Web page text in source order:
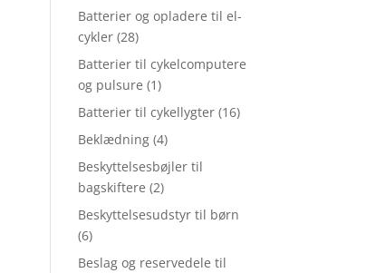
Batterier og opladere til el-
cykler (28)
Batterier til cykelcomputere
og pulsure (1)
Batterier til cykellygter (16)
Beklædning (4)
Beskyttelsesbøjler til
bagskiftere (2)
Beskyttelsesudstyr til børn
(6)
Beslag og reservedele til